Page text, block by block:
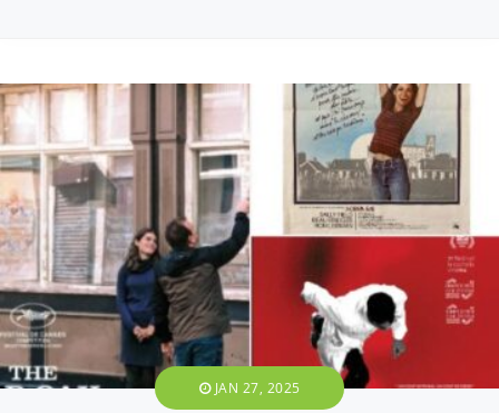
JAN 27, 2025